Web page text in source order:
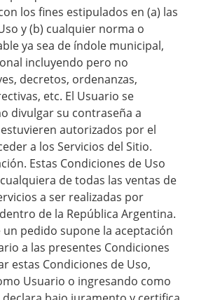
los fines estipulados en (a) las
y (b) cualquier norma o
ya sea de índole municipal,
incluyendo pero no
decretos, ordenanzas,
etc. El Usuario se
divulgar su contraseña a
autorizados por el
a los Servicios del Sitio.
Estas Condiciones de Uso
de todas las ventas de
a ser realizadas por
de la República Argentina.
un pedido supone la aceptación
a las presentes Condiciones
estas Condiciones de Uso,
Usuario o ingresando como